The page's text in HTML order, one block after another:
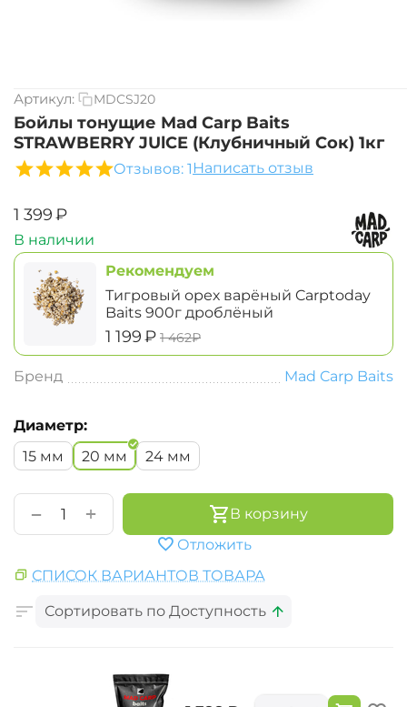
Артикул: MDCSJ20
Бойлы тонущие Mad Carp Baits
STRAWBERRY JUlCE (Клубничный Сок) 1кг
Отзывов: 1 Написать отзыв
‍1 399‍₽
В наличии
Рекомендуем
Тигровый орех варёный Carptoday
Baits 900г дроблёный
‍1 199‍₽ ‍1 462‍₽
Бренд Mad Carp Baits
Диаметр:
15 мм
20 мм 24 мм
+
−
В корзину
Отложить
СПИСОК ВАРИАНТОВ ТОВАРА
Сортировать по Доступность